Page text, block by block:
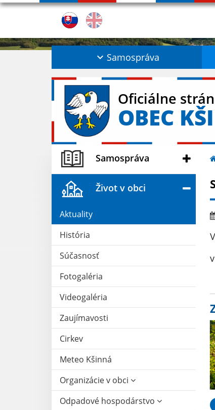
Samospráva
Oficiálne
OBEC
Samospráva
Život v obci
Aktuality
História
Súčasnosť
Fotogaléria
Videogaléria
Zaujímavosti
Cirkev
Meteo Kšinná
Organizácie v obci
Odpadové hospodárstvo